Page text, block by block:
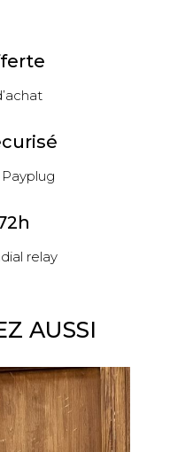
relay
AUSSI